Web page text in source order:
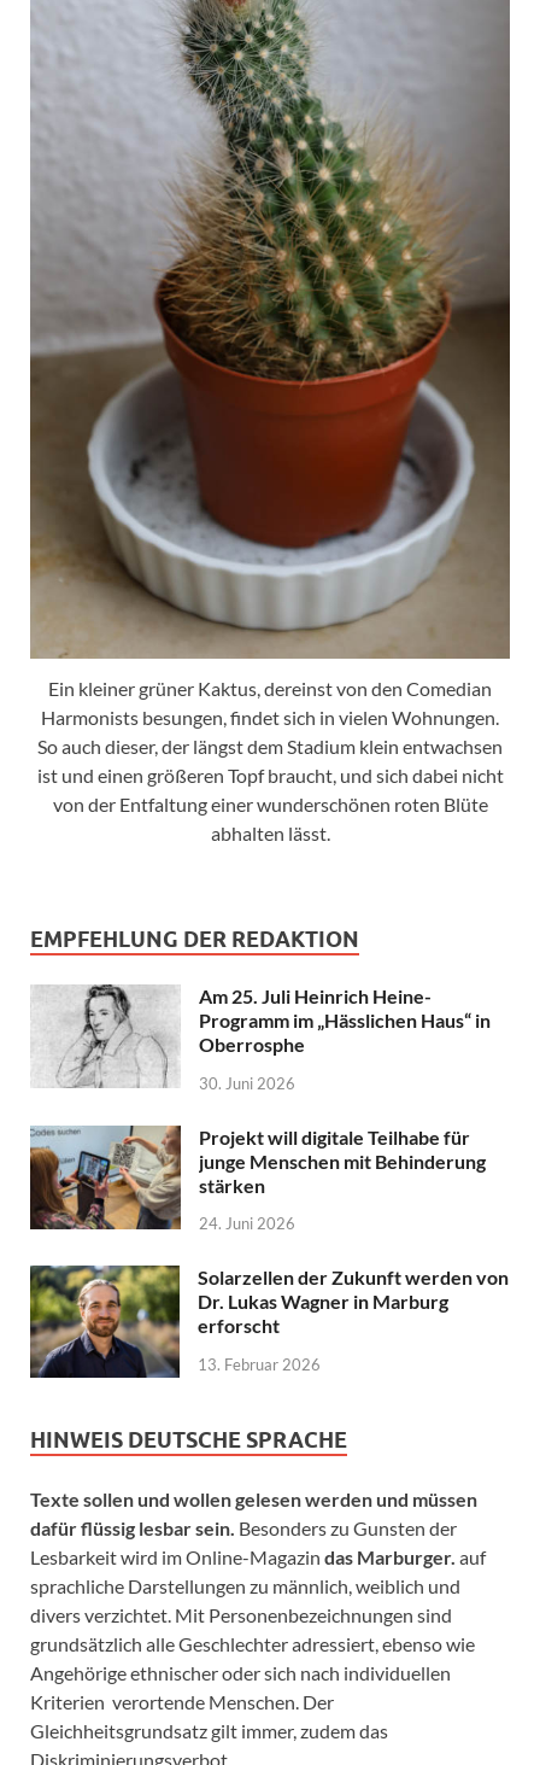
Ein kleiner grüner Kaktus, dereinst von den Comedian
Harmonists besungen, findet sich in vielen Wohnungen.
So auch dieser, der längst dem Stadium klein entwachsen
ist und einen größeren Topf braucht, und sich dabei nicht
von der Entfaltung einer wunderschönen roten Blüte
abhalten lässt.
EMPFEHLUNG DER REDAKTION
Am 25. Juli Heinrich Heine-
Programm im „Hässlichen Haus“ in
Oberrosphe
30. Juni 2026
Projekt will digitale Teilhabe für
junge Menschen mit Behinderung
stärken
24. Juni 2026
Solarzellen der Zukunft werden von
Dr. Lukas Wagner in Marburg
erforscht
13. Februar 2026
HINWEIS DEUTSCHE SPRACHE
Texte sollen und wollen gelesen werden und müssen
dafür flüssig lesbar sein. Besonders zu Gunsten der
Lesbarkeit wird im Online-Magazin das Marburger. auf
sprachliche Darstellungen zu männlich, weiblich und
divers verzichtet. Mit Personenbezeichnungen sind
grundsätzlich alle Geschlechter adressiert, ebenso wie
Angehörige ethnischer oder sich nach individuellen
Kriterien verortende Menschen. Der
Gleichheitsgrundsatz gilt immer, zudem das
Diskriminierungsverbot.